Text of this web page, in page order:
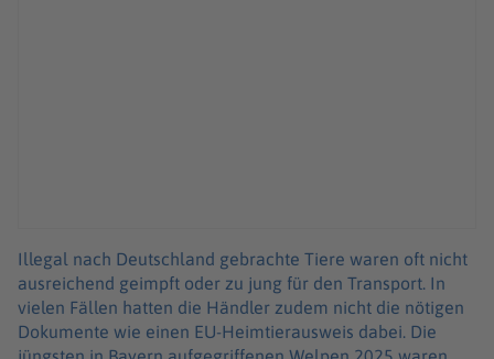
Illegal nach Deutschland gebrachte Tiere waren oft nicht
ausreichend geimpft oder zu jung für den Transport. In
vielen Fällen hatten die Händler zudem nicht die nötigen
Dokumente wie einen EU-Heimtierausweis dabei. Die